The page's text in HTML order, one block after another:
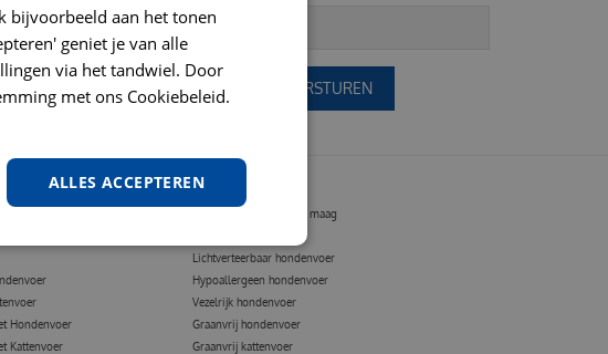
Hondenvoer
Kattenvoer
VOEDING OP MAAT
Hondenvoer gevoelige maag
Lichtverteerbaar hondenvoer
Hypoallergeen hondenvoer
Vezelrijk hondenvoer
Graanvrij hondenvoer
Graanvrij kattenvoer
bijvoorbeeld aan het tonen
geniet je van alle
via het tandwiel. Door
met ons Cookiebeleid.
ALLES ACCEPTEREN